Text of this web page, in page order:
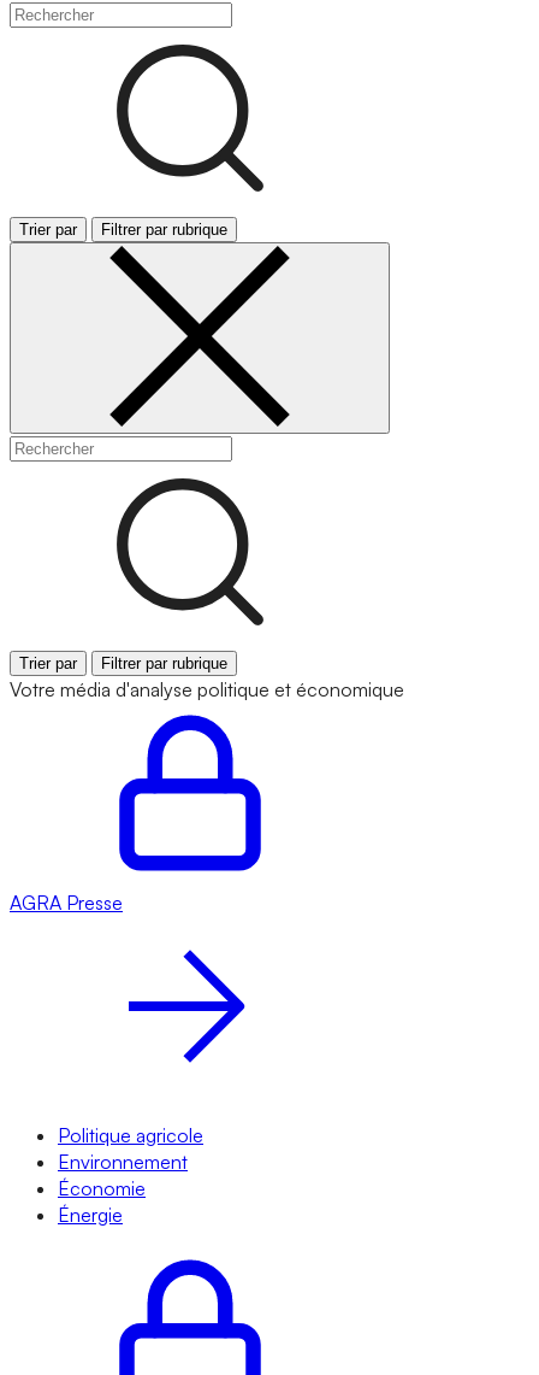
Trier par Filtrer par rubrique
Trier par Filtrer par rubrique
Votre média d'analyse politique et économique
AGRA Presse
Politique agricole
Environnement
Économie
Énergie